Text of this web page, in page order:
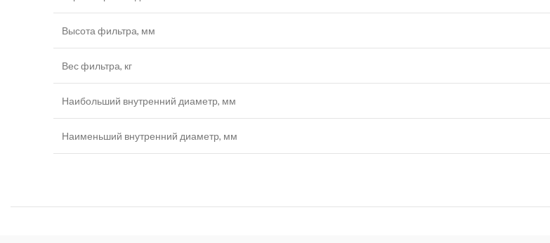
Высота фильтра, мм
Вес фильтра, кг
Наибольший внутренний диаметр, мм
Наименьший внутренний диаметр, мм